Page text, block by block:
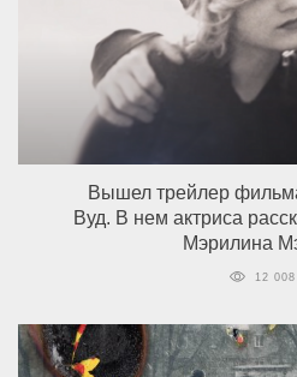
Вышел трейлер
Вуд. В нем актриса
Мэрилина
12 008